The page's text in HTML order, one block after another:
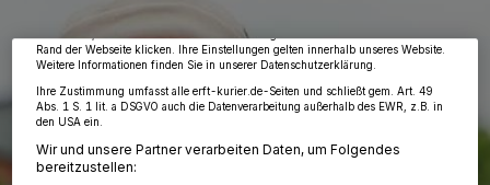
widerrufen, indem Sie auf den Link Einstellungen oder Ablehnen am unteren
Rand der Webseite klicken. Ihre Einstellungen gelten innerhalb unseres Website.
Weitere Informationen finden Sie in unserer Datenschutzerklärung.
Ihre Zustimmung umfasst alle erft-kurier.de-Seiten und schließt gem. Art. 49
Abs. 1 S. 1 lit. a DSGVO auch die Datenverarbeitung außerhalb des EWR, z.B. in
den USA ein.
Wir und unsere Partner verarbeiten Daten, um Folgendes
bereitzustellen: